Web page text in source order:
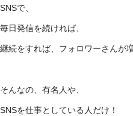
SNSで、
毎日発信を続ければ、
継続をすれば、フォロワーさんが
そんなの、有名人や、
SNSを仕事としている人だけ！